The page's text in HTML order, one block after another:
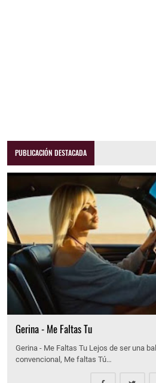
PUBLICACIÓN DESTACADA
Gerina - Me Faltas Tu
Gerina - Me Faltas Tu Lejos de ser una
convencional, Me faltas Tú…